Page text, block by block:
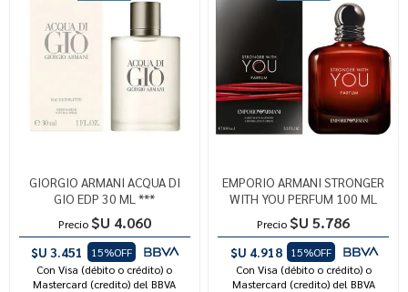
GIORGIO ARMANI ACQUA DI
GIO EDP 30 ML ***
Precio $U 4.060
$U 3.451
15%OFF
Con Visa (débito o crédito) o
Mastercard (credito) del BBVA
EMPORIO ARMANI STRONGER
WITH YOU PERFUM 100 ML
Precio $U 5.786
$U 4.918
15%OFF
Con Visa (débito o crédito) o
Mastercard (credito) del BBVA